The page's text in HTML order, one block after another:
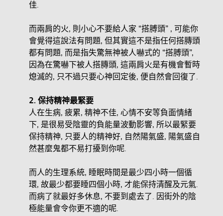
佳.
而兩肩的火, 則小心不要給人家 “搭膊頭” , 可能你
會覺得這說法有問題, 但其實這不是指任何搭膞頭
都有問題, 而是指失驚無神被人嚇式的 “搭膊頭”,
因為在驚嚇下被人搭膞頭, 這兩肩火是有機會暫時
熄滅的, 只不過只要心神回定後, 便自然會回復了.
2. 保持精神最緊要
人在生病, 疲累, 精神不佳, 心情不安等負面情緒
下, 是很易受陰靈的負能量波動影響, 所以最緊要
保持精神, 只要人的精神好, 自然陽氣盛, 陽氣盛自
然甚麼鬼都不易打擾到你呢.
而人的生理系統, 睡眠時間是最少四小時一個循
環, 故最少都要睡四個小時, 才能保持清醒及元氣.
而病了就最好多休息, 不要到處去了. 因街外的陰
極能量會令你更不適的呢.